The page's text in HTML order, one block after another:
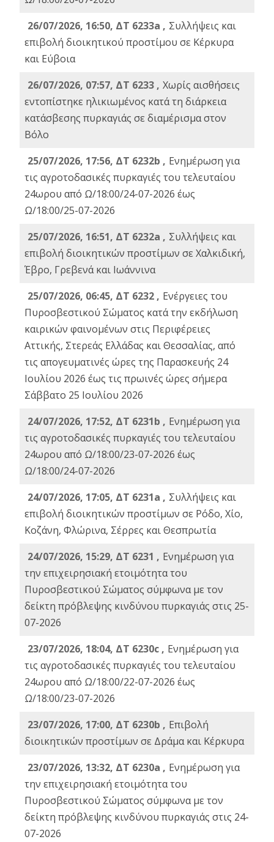
26/07/2026, 16:50, ΔΤ 6233a , Συλλήψεις και
επιβολή διοικητικού προστίμου σε Κέρκυρα
και Εύβοια
26/07/2026, 07:57, ΔΤ 6233 , Χωρίς αισθήσεις
εντοπίστηκε ηλικιωμένος κατά τη διάρκεια
κατάσβεσης πυρκαγιάς σε διαμέρισμα στον
Βόλο
25/07/2026, 17:56, ΔΤ 6232b , Ενημέρωση για
τις αγροτοδασικές πυρκαγιές του τελευταίου
24ωρου από Ω/18:00/24-07-2026 έως
Ω/18:00/25-07-2026
25/07/2026, 16:51, ΔΤ 6232a , Συλλήψεις και
επιβολή διοικητικών προστίμων σε Χαλκιδική,
Έβρο, Γρεβενά και Ιωάννινα
25/07/2026, 06:45, ΔΤ 6232 , Ενέργειες του
Πυροσβεστικού Σώματος κατά την εκδήλωση
καιρικών φαινομένων στις Περιφέρειες
Αττικής, Στερεάς Ελλάδας και Θεσσαλίας, από
τις απογευματινές ώρες της Παρασκευής 24
Ιουλίου 2026 έως τις πρωινές ώρες σήμερα
Σάββατο 25 Ιουλίου 2026
24/07/2026, 17:52, ΔΤ 6231b , Ενημέρωση για
τις αγροτοδασικές πυρκαγιές του τελευταίου
24ωρου από Ω/18:00/23-07-2026 έως
Ω/18:00/24-07-2026
24/07/2026, 17:05, ΔΤ 6231a , Συλλήψεις και
επιβολή διοικητικών προστίμων σε Ρόδο, Χίο,
Κοζάνη, Φλώρινα, Σέρρες και Θεσπρωτία
24/07/2026, 15:29, ΔΤ 6231 , Ενημέρωση για
την επιχειρησιακή ετοιμότητα του
Πυροσβεστικού Σώματος σύμφωνα με τον
δείκτη πρόβλεψης κινδύνου πυρκαγιάς στις 25-
07-2026
23/07/2026, 18:04, ΔΤ 6230c , Ενημέρωση για
τις αγροτοδασικές πυρκαγιές του τελευταίου
24ωρου από Ω/18:00/22-07-2026 έως
Ω/18:00/23-07-2026
23/07/2026, 17:00, ΔΤ 6230b , Επιβολή
διοικητικών προστίμων σε Δράμα και Κέρκυρα
23/07/2026, 13:32, ΔΤ 6230a , Ενημέρωση για
την επιχειρησιακή ετοιμότητα του
Πυροσβεστικού Σώματος σύμφωνα με τον
δείκτη πρόβλεψης κινδύνου πυρκαγιάς στις 24-
07-2026